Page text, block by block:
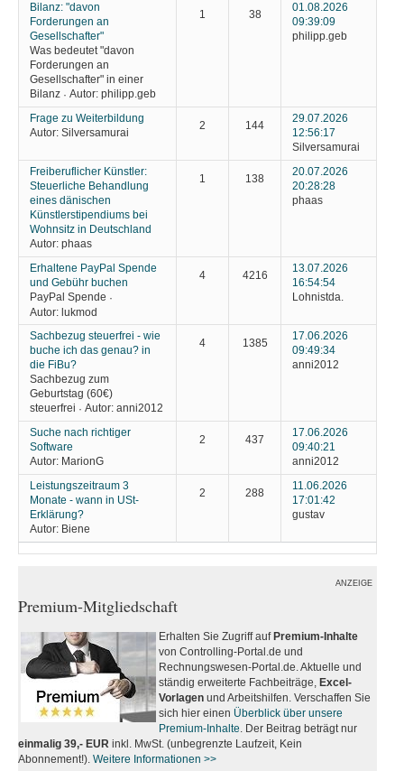
Bilanz: "davon
Forderungen an
Gesellschafter"
Was bedeutet "davon
Forderungen an
Gesellschafter" in einer
Bilanz · Autor: philipp.geb
1 38
01.08.2026
09:39:09
philipp.geb
Frage zu Weiterbildung
Autor: Silversamurai
2 144
29.07.2026
12:56:17
Silversamurai
Freiberuflicher Künstler:
Steuerliche Behandlung
eines dänischen
Künstlerstipendiums bei
Wohnsitz in Deutschland
Autor: phaas
1 138
20.07.2026
20:28:28
phaas
Erhaltene PayPal Spende
und Gebühr buchen
PayPal Spende ·
Autor: lukmod
4 4216
13.07.2026
16:54:54
Lohnistda.
Sachbezug steuerfrei - wie
buche ich das genau? in
die FiBu?
Sachbezug zum
Geburtstag (60€)
steuerfrei · Autor: anni2012
4 1385
17.06.2026
09:49:34
anni2012
Suche nach richtiger
Software
Autor: MarionG
2 437
17.06.2026
09:40:21
anni2012
Leistungszeitraum 3
Monate - wann in USt-
Erklärung?
Autor: Biene
2 288
11.06.2026
17:01:42
gustav
ANZEIGE
Premium-Mitgliedschaft
Erhalten Sie Zugriff aufPremium-Inhalte
von Controlling-Portal.de und
Rechnungswesen-Portal.de. Aktuelle und
ständig erweiterte Fachbeiträge, Excel-
Vorlagen und Arbeitshilfen. Verschaffen Sie
sich hier einen Überblick über unsere
Premium-Inhalte . Der Beitrag beträgt nur
einmalig 39,- EUR inkl. MwSt. (unbegrenzte Laufzeit, Kein
Abonnement!). Weitere Informationen >>